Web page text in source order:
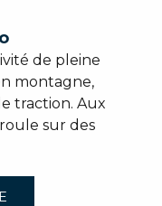
de pleine
montagne,
traction. Aux
sur des